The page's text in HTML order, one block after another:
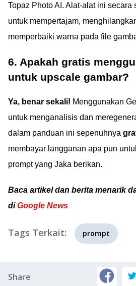
Topaz Photo AI. Alat-alat ini secara
untuk mempertajam,
memperbaiki warna pada file
6. Apakah gratis
untuk upscale gambar?
Ya, benar sekali! Menggunakan
untuk menganalisis dan
dalam panduan ini sepenuhnya
membayar langganan apa pun
prompt yang Jaka berikan.
Baca artikel dan berita menarik
diGoogle News
Tags Terkait: prompt
Share